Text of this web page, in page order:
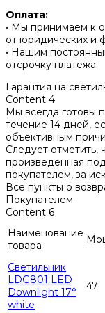
Оплата:
• Мы принимаем к
от юридических и
• Нашим
отсрочку платежа.
Гарантия на
Content 4
Мы всегда готовы
течение 14 дней,
объективным
Следует отметить,
произведенная
покупателем, за
Все пункты о
Покупателем.
Content 6
Наименование
товара
Светильник
LDG801 LED
Downlight 17°
white
47